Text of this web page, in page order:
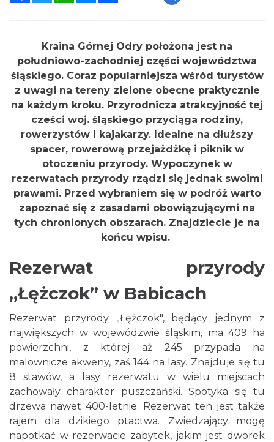
Kraina Górnej Odry położona jest na
południowo-zachodniej części województwa
śląskiego. Coraz popularniejsza wśród turystów
z uwagi na tereny zielone obecne praktycznie
na każdym kroku. Przyrodnicza atrakcyjność tej
cześci woj. śląskiego przyciąga rodziny,
rowerzystów i kajakarzy. Idealne na dłuższy
spacer, rowerową przejażdżkę i piknik w
otoczeniu przyrody. Wypoczynek w
rezerwatach przyrody rządzi się jednak swoimi
prawami. Przed wybraniem się w podróż warto
zapoznać się z zasadami obowiązującymi na
tych chronionych obszarach. Znajdziecie je na
końcu wpisu.
Rezerwat przyrody
,,Łężczok” w Babicach
Rezerwat przyrody „Łężczok", będący jednym z
największych w wojewódzwie śląskim, ma 409 ha
powierzchni, z której aż 245 przypada na
malownicze akweny, zaś 144 na lasy. Znajduje się tu
8 stawów, a lasy rezerwatu w wielu miejscach
zachowały charakter puszczański. Spotyka się tu
drzewa nawet 400-letnie. Rezerwat ten jest także
rajem dla dzikiego ptactwa. Zwiedzający mogę
napotkać w rezerwacie zabytek, jakim jest dworek